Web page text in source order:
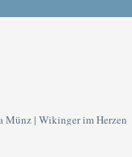
Münz | Wikinger im Herzen